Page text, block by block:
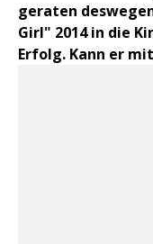
geraten
Girl" 2014 in die
Erfolg. Kann er